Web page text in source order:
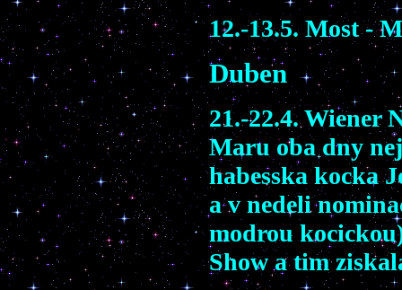
12.-13.5. Most -
Duben
21.-22.4. Wiener
Maru oba dny
habesska kocka
a v nedeli
modrou
Show a tim